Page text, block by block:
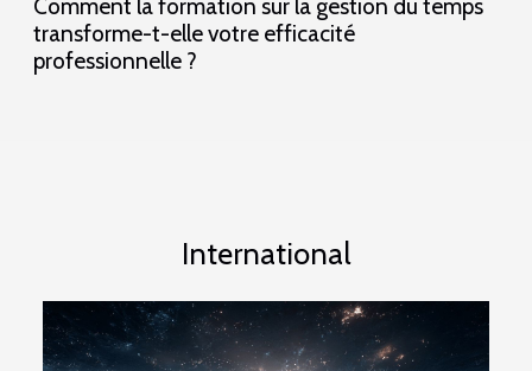
transforme-t-elle votre efficacité
professionnelle ?
International